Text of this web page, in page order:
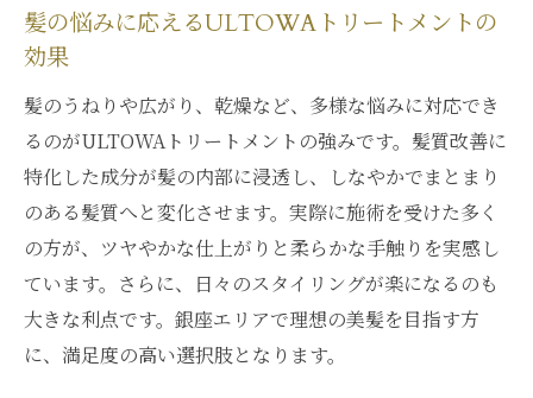
髪の悩みに応えるULTOWAトリートメントの
効果
髪のうねりや広がり、乾燥など、多様な悩みに対応でき
るのがULTOWAトリートメントの強みです。髪質改善に
特化した成分が髪の内部に浸透し、しなやかでまとまり
のある髪質へと変化させます。実際に施術を受けた多く
の方が、ツヤやかな仕上がりと柔らかな手触りを実感し
ています。さらに、日々のスタイリングが楽になるのも
大きな利点です。銀座エリアで理想の美髪を目指す方
に、満足度の高い選択肢となります。